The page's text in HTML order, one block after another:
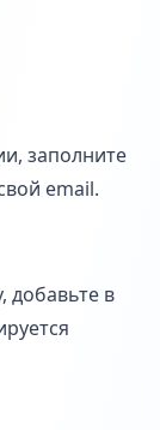
заполните
email.
добавьте в